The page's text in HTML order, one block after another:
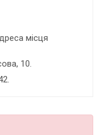
місця
10.